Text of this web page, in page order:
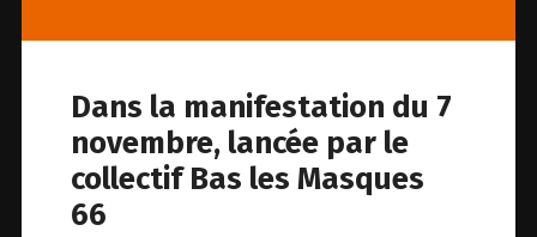
Dans la manifestation du 7
novembre, lancée par le
collectif Bas les Masques
66